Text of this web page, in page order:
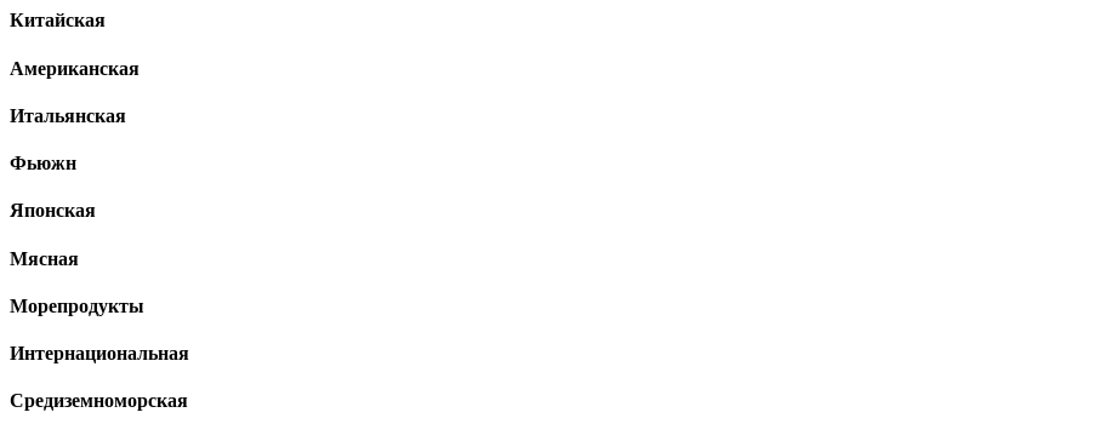
Китайская
Американская
Итальянская
Фьюжн
Японская
Мясная
Морепродукты
Интернациональная
Средиземноморская